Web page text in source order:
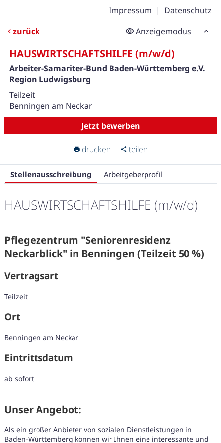
Impressum | Datenschutz
zurück
Anzeigemodus
HAUSWIRTSCHAFTSHILFE (m/w/d)
Arbeiter-Samariter-Bund Baden-Württemberg e.V.
Region Ludwigsburg
Teilzeit
Benningen am Neckar
Jetzt bewerben
drucken teilen
Stellenausschreibung Arbeitgeberprofil
HAUSWIRTSCHAFTSHILFE (m/w/d)
Pflegezentrum "Seniorenresidenz
Neckarblick" in Benningen (Teilzeit 50 %)
Vertragsart
Teilzeit
Ort
Benningen am Neckar
Eintrittsdatum
ab sofort
Unser Angebot:
Als ein großer Anbieter von sozialen Dienstleistungen in
Baden-Württemberg können wir Ihnen eine interessante und